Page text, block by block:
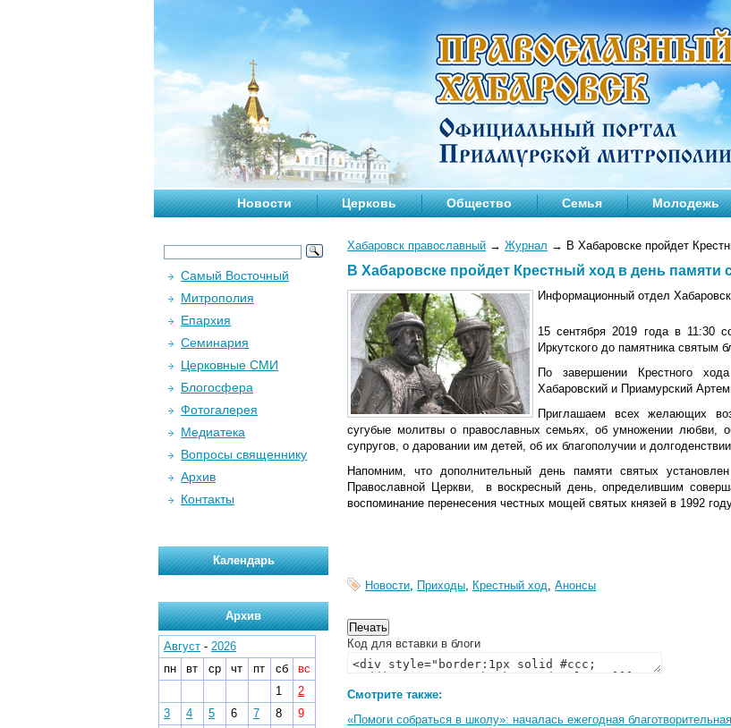
Новости Церковь Общество Семья Молодежь
Хабаровск православный → Журнал → В Хабаровске пройдет
В Хабаровске пройдет Крестный ход в день памяти
Информационный отдел
15 сентября 2019 года в 11:30
Иркутского до памятника святым
По завершении Крестного
Хабаровский и Приамурский
Приглашаем всех желающих
сугубые молитвы о православных семьях, об умножении любви,
супругов, о даровании им детей, об их благополучии и
Напомним, что дополнительный день памяти святых
Православной Церкви, в воскресный день, определившим
воспоминание перенесения честных мощей святых князей в 1992
Новости, Приходы, Крестный ход, Анонсы
Код для вставки в блоги
Смотрите также:
«Помоги собраться в школу»: началась ежегодная
Самый Восточный
Митрополия
Епархия
Семинария
Церковные СМИ
Блогосфера
Фотогалерея
Медиатека
Вопросы священнику
Архив
Контакты
Календарь
Архив
Август - 2026
пн
вт ср чт пт сб
вс
1
2
3
4 5 6 7 8
9